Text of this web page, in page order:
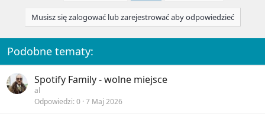
:
Musisz się zalogować lub zarejestrować aby odpowiedzieć
Podobne tematy:
Spotify Family - wolne miejsce
al
Odpowiedzi 0 7 Maj 2026